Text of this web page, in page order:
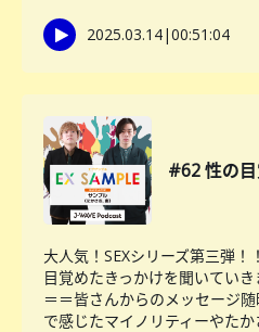
2025.03.14|00:51:04
#62 性の目
大人気！SEXシリーズ第三弾
目覚めたきっかけを聞いてい
＝＝皆さんからのメッセージ
で感じたマイノリティーやたか